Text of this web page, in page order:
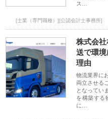
ス…
[士業（専門職種）][公認会計士事務所]
株式会
送で環
理由
物流業界に
両立させる
となってい
を構築する
に…